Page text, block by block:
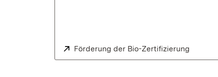
Extern:
Förderung der Bio-Zertifizierung